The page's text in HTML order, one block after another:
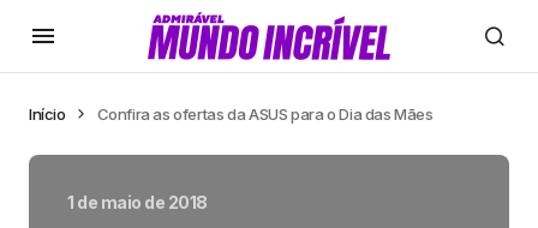
Início Confira as ofertas da ASUS para o Dia das Mães
1 de maio de 2018